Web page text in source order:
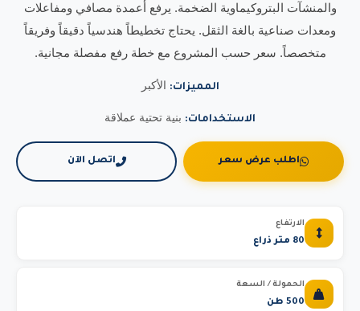
والمنشآت البتروكيماوية الضخمة. يرفع أعمدة مصافي ومفاعلات
ومعدات صناعية بالغة الثقل. يحتاج تخطيطاً هندسياً دقيقاً وفريقاً
متخصصاً. سعر حسب المشروع مع خطة رفع مفصلة مجانية.
المميزات: الأكبر
الاستخدامات: بنية تحتية عملاقة
اطلب عرض سعر اتصل الآن
الارتفاع
80 متر ذراع
الحمولة / السعة
500 طن